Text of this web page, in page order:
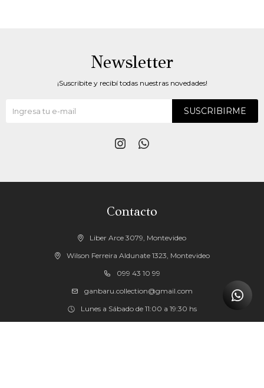
Contacto
Liber Arce 3079, Montevideo
Wilson Ferreira Aldunate 1323, Montevideo
099 43 10 99
ganbaru.collection@gmail.com
Lunes a Sábado de 11:00 a 19:30 hs
Newsletter
¡Suscribite y recibí todas nuestras novedades!
SUSCRIBIRME
 